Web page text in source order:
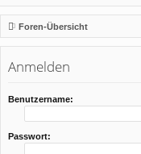
en
lie
de
Foren-Übersicht
Anmelden
Benutzername:
Passwort: